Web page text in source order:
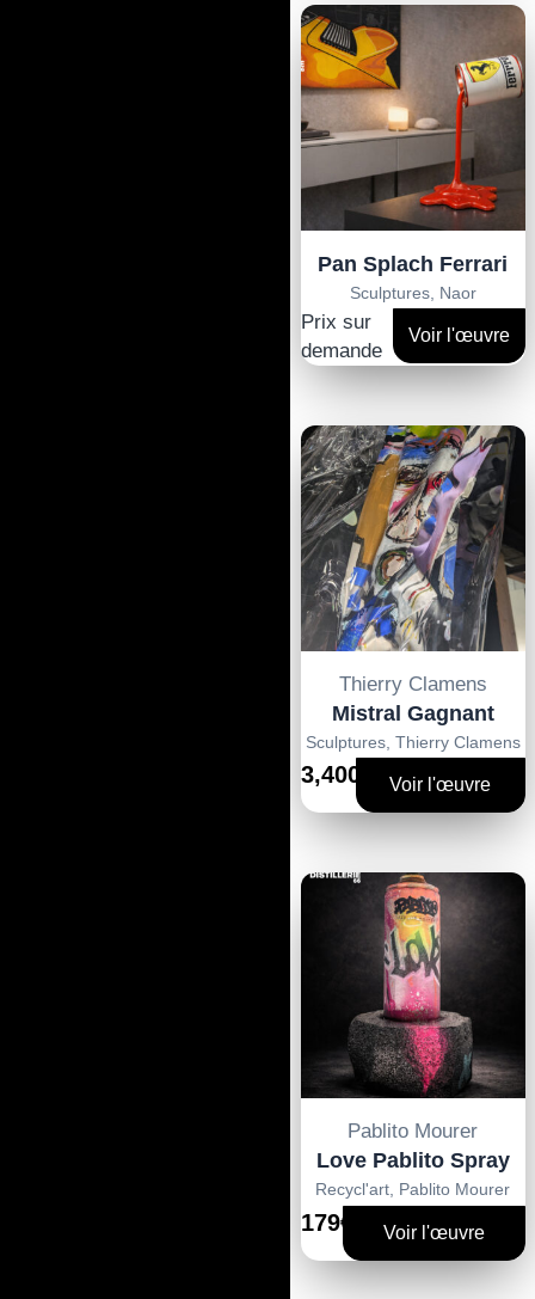
Pan Splach Ferrari
Sculptures, Naor
Prix sur
demande
Voir l'œuvre
Thierry Clamens
Mistral Gagnant
Sculptures, Thierry Clamens
3,400€ Voir l'œuvre
Pablito Mourer
Love Pablito Spray
Recycl'art Pablito Mourer
179€ Voir l'œuvre